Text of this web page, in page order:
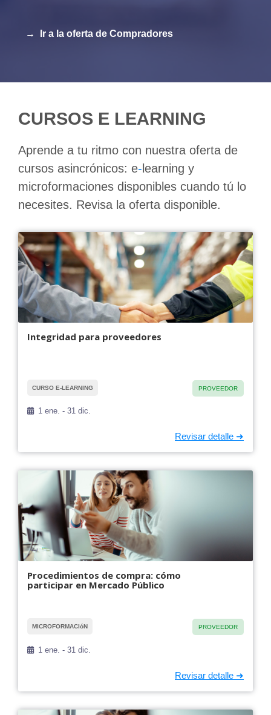
→ Ir a la oferta de Compradores
CURSOS E LEARNING
Aprende a tu ritmo con nuestra oferta de
cursos asincrónicos: e- learning y
microformaciones disponibles cuando tú lo
necesites. Revisa la oferta disponible.
CURSO E-LEARNING
Integridad para proveedores
PROVEEDOR
1 ene. - 31 dic.
MICROFORMACIóN
Procedimientos de compra: cómo
participar en Mercado Público
PROVEEDOR
1 ene. - 31 dic.